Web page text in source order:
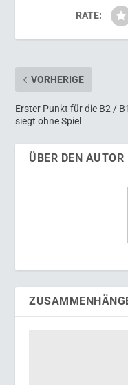
RATE:
VORHERIGE
Erster Punkt für die B2 / B1
siegt ohne Spiel
ÜBER DEN AUTOR